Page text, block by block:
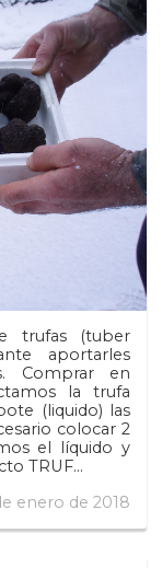
trufas (tuber
aportarles
Comprar en
la trufa
(liquido) las
colocar 2
el líquido y
TRUF...
enero de 2018